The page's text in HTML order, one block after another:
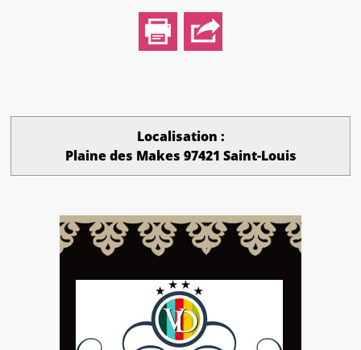
Localisation :
Plaine des Makes 97421 Saint-Louis